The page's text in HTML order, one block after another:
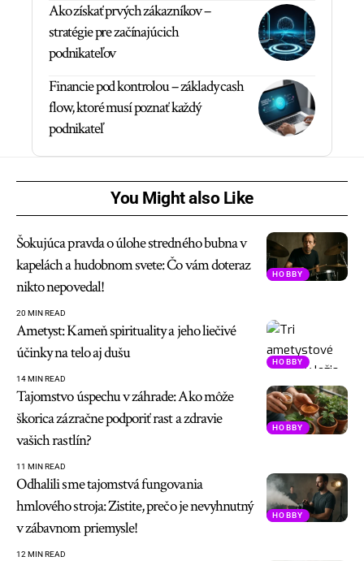
Ako získať prvých zákazníkov –
stratégie pre začínajúcich
podnikateľov
Financie pod kontrolou – základy cash
flow, ktoré musí poznať každý
podnikateľ
You Might also Like
HOBBY
Šokujúca pravda o úlohe stredného bubna v
kapelách a hudobnom svete: Čo vám doteraz
nikto nepovedal!
20 MIN READ
HOBBY
Ametyst: Kameň spirituality a jeho liečivé
účinky na telo aj dušu
14 MIN READ
HOBBY
Tajomstvo úspechu v záhrade: Ako môže
škorica zázračne podporiť rast a zdravie
vašich rastlín?
11 MIN READ
HOBBY
Odhalili sme tajomstvá fungovania
hmlového stroja: Zistite, prečo je nevyhnutný
v zábavnom priemysle!
12 MIN READ